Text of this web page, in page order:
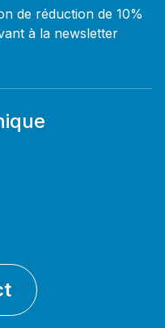
de réduction de 10%
à la newsletter